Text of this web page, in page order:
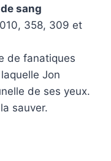
sang
358, 309 et
de fanatiques
Jon
de ses yeux.
sauver.